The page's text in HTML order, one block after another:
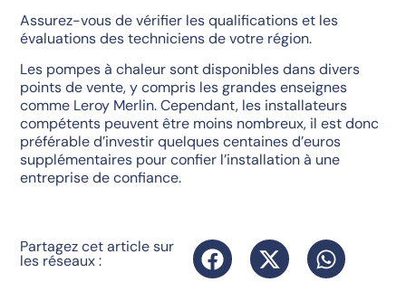
Assurez-vous de vérifier les qualifications et les
évaluations des techniciens de votre région.
Les pompes à chaleur sont disponibles dans divers
points de vente, y compris les grandes enseignes
comme Leroy Merlin. Cependant, les installateurs
compétents peuvent être moins nombreux, il est donc
préférable d’investir quelques centaines d’euros
supplémentaires pour confier l’installation à une
entreprise de confiance.
Partagez cet article sur
les réseaux :